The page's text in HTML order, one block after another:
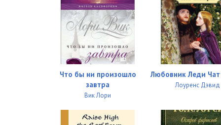
14_01_Polet shmelya
14_02_Polet shmelya
15_Polet shmelya
16_01_Polet shmelya
16_02_Polet shmelya
17_Polet shmelya
18_01_Polet shmelya
Что бы ни произошло
завтра
Вик Лори
Любовник Леди
Лоуренс Дэвид